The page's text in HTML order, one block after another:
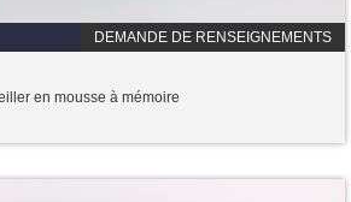
DEMANDE DE RENSEIGNEMENTS
en mousse à mémoire